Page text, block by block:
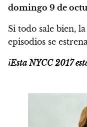
domingo 9 de
Si todo sale bien,
episodios se
¡Esta NYCC 2017